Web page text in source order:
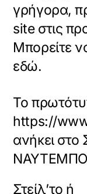
γρήγορα,
site στις
Μπορείτε
εδώ.
Το
https://
ανήκει στο